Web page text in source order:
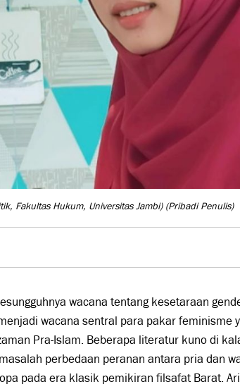
Fakultas Hukum, Universitas Jambi) (Pribadi Penulis)
wacana tentang kesetaraan
wacana sentral para pakar feminisme
Pra-Islam. Beberapa literatur kuno di
perbedaan peranan antara pria dan
pada era klasik pemikiran filsafat Barat.